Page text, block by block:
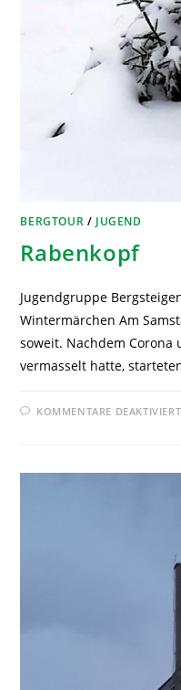
BERGTOUR / JUGEND
Rabenkopf
Jugendgruppe
Wintermärchen Am
soweit. Nachdem
vermasselt hatte,
KOMMENTARE DEAKTIVIERT